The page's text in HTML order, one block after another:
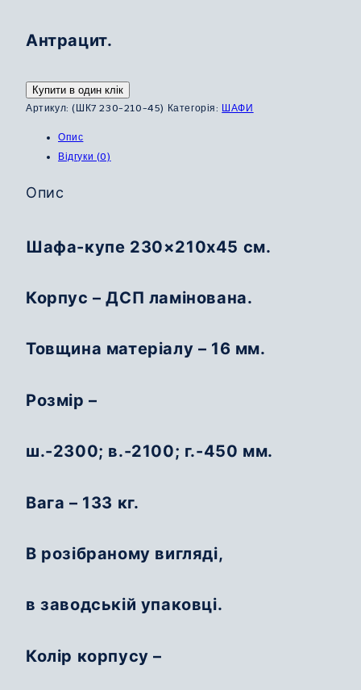
Антрацит.
Купити в один клік
Артикул:(ШК7 230-210-45) Категорія: ШАФИ
Опис
Відгуки (0)
Опис
Шафа-купе 230×210х45 см.
Корпус – ДСП ламінована.
Товщина матеріалу – 16 мм.
Розмір –
ш.-2300; в.-2100; г.-450 мм.
Вага – 133 кг.
В розібраному вигляді,
в заводській упаковці.
Колір корпусу –